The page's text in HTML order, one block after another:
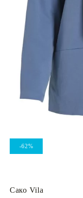
-62%
Сако Vila